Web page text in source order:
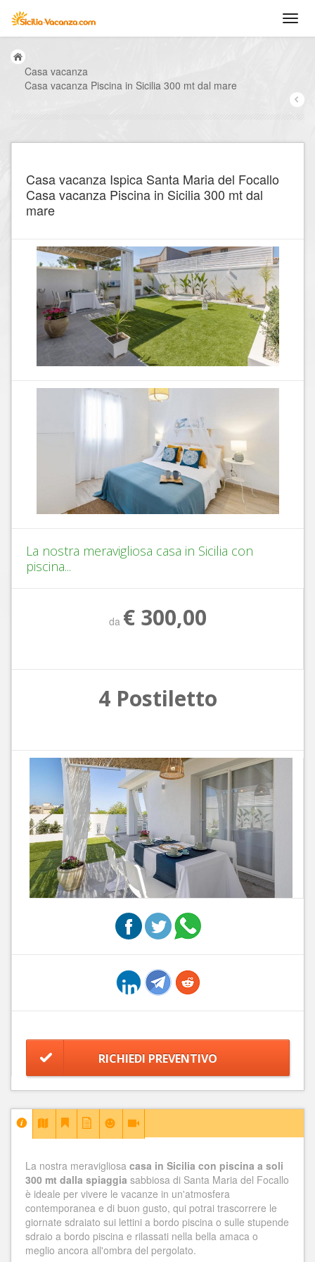
Casa vacanza
Casa vacanza Piscina in Sicilia 300 mt dal mare
Casa vacanza Ispica Santa Maria del Focallo
Casa vacanza Piscina in Sicilia 300 mt dal
mare
La nostra meravigliosa casa in Sicilia con
piscina...
da € 300,00
4 Postiletto
RICHIEDI PREVENTIVO
La nostra meravigliosa casa in Sicilia con piscina a soli
300 mt dalla spiaggia sabbiosa di Santa Maria del Focallo
è ideale per vivere le vacanze in un'atmosfera
contemporanea e di buon gusto, qui potrai trascorrere le
giornate sdraiato sui lettini a bordo piscina o sulle stupende
sdraio a bordo piscina e rilassati nella bella amaca o
meglio ancora all'ombra del pergolato.